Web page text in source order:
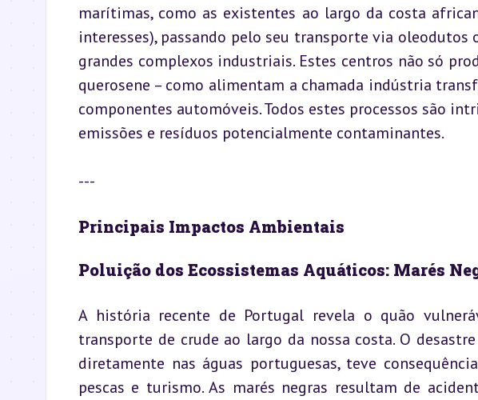
marítimas, como as existentes ao largo da costa
interesses), passando pelo seu transporte via
grandes complexos industriais. Estes centros não só
querosene – como alimentam a chamada indústria
componentes automóveis. Todos estes processos são
emissões e resíduos potencialmente contaminantes.
---
Principais Impactos Ambientais
Poluição dos Ecossistemas Aquáticos: Marés
A história recente de Portugal revela o quão
transporte de crude ao largo da nossa costa. O
diretamente nas águas portuguesas, teve
pescas e turismo. As marés negras resultam de